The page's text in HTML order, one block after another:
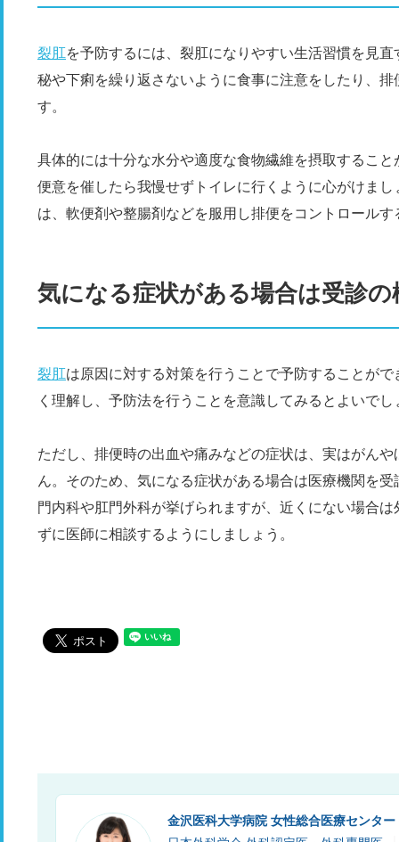
裂肛を予防するには、裂肛になりやすい生活習慣を見
秘や下痢を繰り返さないように食事に注意をしたり、
す。
具体的には十分な水分や適度な食物繊維を摂取するこ
便意を催したら我慢せずトイレに行くように心がけま
は、軟便剤や整腸剤などを服用し排便をコントロール
気になる症状がある場合は受診の
裂肛は原因に対する対策を行うことで予防することが
く理解し、予防法を行うことを意識してみるとよいでし
ただし、排便時の出血や痛みなどの症状は、実はがん
ん。そのため、気になる症状がある場合は医療機関を
門内科や肛門外科が挙げられますが、近くにない場合
ずに医師に相談するようにしましょう。
金沢医科大学病院 女性総合医療センタ